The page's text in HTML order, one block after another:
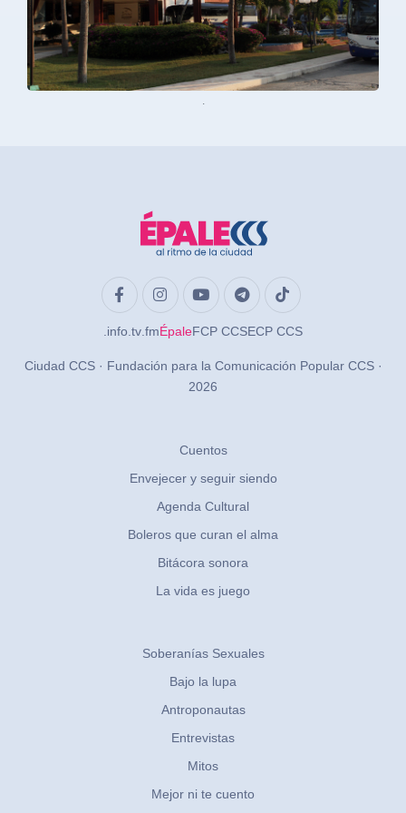
.
.info .tv .fmÉpaleFCP CCSECP CCS
Ciudad CCS · Fundación para la Comunicación Popular CCS ·
2026
Cuentos
Envejecer y seguir siendo
Agenda Cultural
Boleros que curan el alma
Bitácora sonora
La vida es juego
Soberanías Sexuales
Bajo la lupa
Antroponautas
Entrevistas
Mitos
Mejor ni te cuento